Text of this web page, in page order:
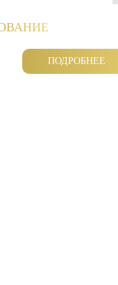
ПОДРОБНЕЕ